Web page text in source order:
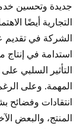
جديدة وتحسين
التجارية أيضًا
الشركة في تقديم
استدامة في إنتاج
التأثير السلبي على
المهمة. وعلى
انتقادات وفضائح
المنتج، والبعض